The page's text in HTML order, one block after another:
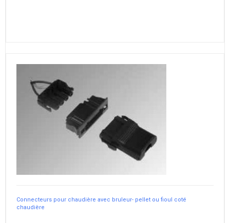
Connecteurs pour chaudière avec bruleur- pellet ou fioul coté
chaudière